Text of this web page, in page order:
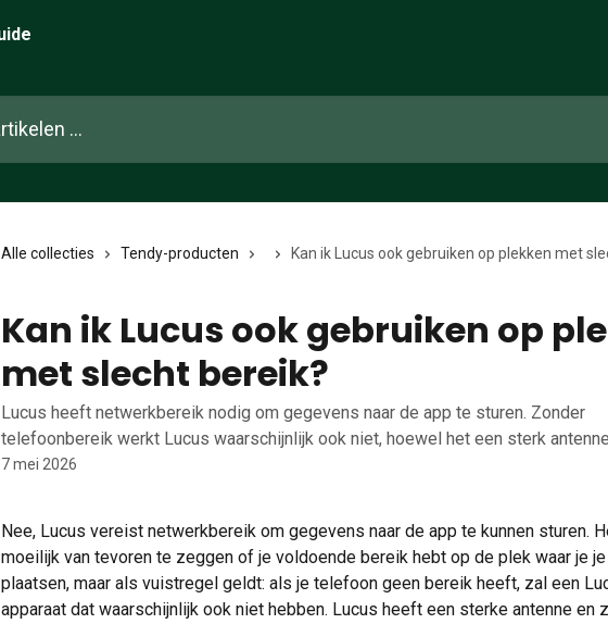
Alle collecties Tendy-producten Kan ik Lucus ook gebruiken op plekken met
Kan ik Lucus ook gebruiken op
met slecht bereik?
Lucus heeft netwerkbereik nodig om gegevens naar de app te sturen. Zonder
telefoonbereik werkt Lucus waarschijnlijk ook niet, hoewel het een sterk
7 mei 2026
Nee, Lucus vereist netwerkbereik om gegevens naar de app te kunnen sturen.
moeilijk van tevoren te zeggen of je voldoende bereik hebt op de plek waar je
plaatsen, maar als vuistregel geldt: als je telefoon geen bereik heeft, zal een
apparaat dat waarschijnlijk ook niet hebben. Lucus heeft een sterke antenne en